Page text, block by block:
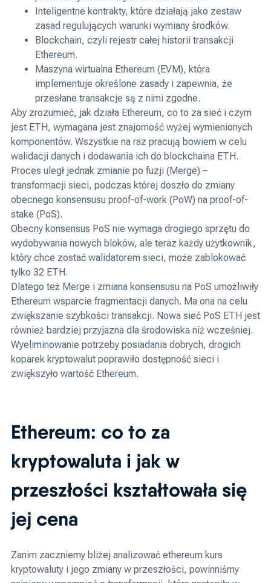
Inteligentne kontrakty, które działają jako zestaw
zasad regulujących warunki wymiany środków.
Blockchain, czyli rejestr całej historii transakcji
Ethereum.
Maszyna wirtualna Ethereum (EVM), która
implementuje określone zasady i zapewnia, że
przesłane transakcje są z nimi zgodne.
Aby zrozumieć, jak działa Ethereum, co to za sieć i czym
jest ETH, wymagana jest znajomość wyżej wymienionych
komponentów. Wszystkie na raz pracują bowiem w celu
walidacji danych i dodawania ich do blockchaina ETH.
Proces uległ jednak zmianie po fuzji (Merge) –
transformacji sieci, podczas której doszło do zmiany
obecnego konsensusu proof-of-work (PoW) na proof-of-
stake (PoS).
Obecny konsensus PoS nie wymaga drogiego sprzętu do
wydobywania nowych bloków, ale teraz każdy użytkownik,
który chce zostać walidatorem sieci, może zablokować
tylko 32 ETH.
Dlatego też Merge i zmiana konsensusu na PoS umożliwiły
Ethereum wsparcie fragmentacji danych. Ma ona na celu
zwiększanie szybkości transakcji. Nowa sieć PoS ETH jest
również bardziej przyjazna dla środowiska niż wcześniej.
Wyeliminowanie potrzeby posiadania dobrych, drogich
koparek kryptowalut poprawiło dostępność sieci i
zwiększyło wartość Ethereum.
Ethereum: co to za
kryptowaluta i jak w
przeszłości kształtowała się
jej cena
Zanim zaczniemy bliżej analizować ethereum kurs
kryptowaluty i jego zmiany w przeszłości, powinniśmy